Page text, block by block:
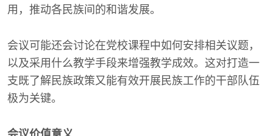
用，推动各民族间的和谐发展。
会议可能还会讨论在党校课程中如何安排相关议题，
以及采用什么教学手段来增强教学成效。这对打造一
支既了解民族政策又能有效开展民族工作的干部队伍
极为关键。